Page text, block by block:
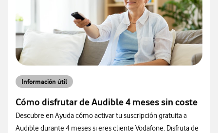
Información útil
Cómo disfrutar de Audible 4 meses sin coste
Descubre en Ayuda cómo activar tu suscripción gratuita a
Audible durante 4 meses si eres cliente Vodafone. Disfruta de